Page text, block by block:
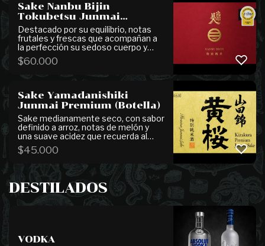
Sake Nanbu Bijin
Tokubetsu Junmai
(Botella)
Destacado por su equilibrio, notas
frutales y frescas que acompañan a
la perfección su sedoso cuerpo y
notas de umami, un verdadero sake
especial. (16.0% vol.)
$60.000
Sake Yamadanishiki
Junmai Premium (Botella)
Sake medianamente seco, con sabor
definido a arroz, notas de melón y
una suave acidez que recuerda al
yogurt. De final largo con delicados
toques de nuez. (14,3% vol.)
$45.000
DESTILADOS
VODKA